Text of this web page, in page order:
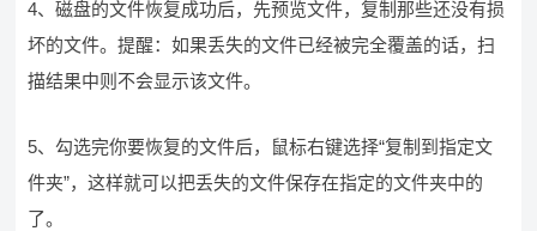
4、磁盘的文件恢复成功后，先预览文件，复制那些还没有损
坏的文件。提醒：如果丢失的文件已经被完全覆盖的话，扫
描结果中则不会显示该文件。
5、勾选完你要恢复的文件后，鼠标右键选择“复制到指定文
件夹”，这样就可以把丢失的文件保存在指定的文件夹中的
了。